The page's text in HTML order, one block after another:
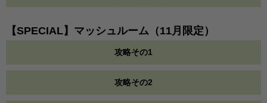
【SPECIAL】マッシュルーム（11月限定）
攻略その1
攻略その2